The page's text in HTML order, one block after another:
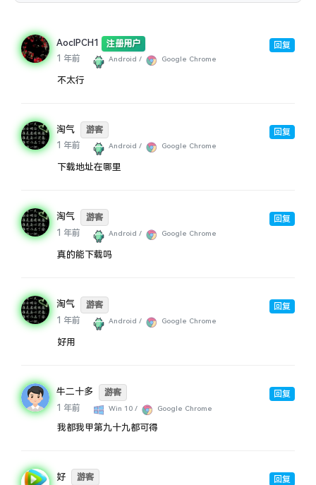
AocIPCH1
注册用户
1 年前
Android / Google Chrome
不太行
回复
淘气
游客
1 年前
Android / Google Chrome
下载地址在哪里
回复
淘气
游客
1 年前
Android / Google Chrome
真的能下载吗
回复
淘气
游客
1 年前
Android / Google Chrome
好用
回复
牛二十多
游客
1 年前
Win 10 / Google Chrome
我都我甲第九十九都可得
回复
好
游客
回复